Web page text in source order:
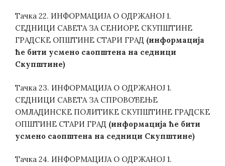
Тачка 22. ИНФОРМАЦИЈА О ОДРЖАНОЈ 1.
СЕДНИЦИ САВЕТА ЗА СЕНИОРЕ СКУПШТИНЕ
ГРАДСКЕ ОПШТИНЕ СТАРИ ГРАД (информација
ће бити усмено саопштена на седници
Скупштине)
Тачка 23. ИНФОРМАЦИЈА О ОДРЖАНОЈ 1.
СЕДНИЦИ САВЕТА ЗА СПРОВОЂЕЊЕ
ОМЛАДИНСКЕ ПОЛИТИКЕ СКУПШТИНЕ ГРАДСКЕ
ОПШТИНЕ СТАРИ ГРАД (информација ће бити
усмено саопштена на седници Скупштине)
Тачка 24. ИНФОРМАЦИЈА О ОДРЖАНОЈ 1.